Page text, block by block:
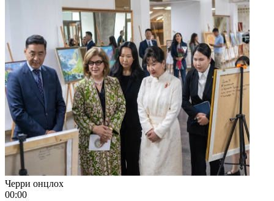
Черри онцлох
00:00